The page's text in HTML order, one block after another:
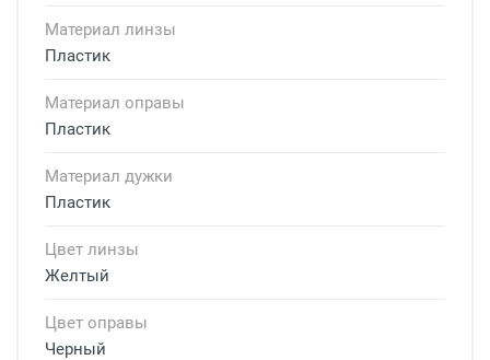
Материал линзы
Пластик
Материал оправы
Пластик
Материал дужки
Пластик
Цвет линзы
Желтый
Цвет оправы
Черный